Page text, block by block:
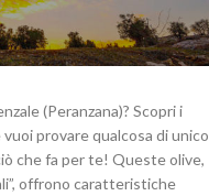
(Peranzana)? Scopri i
provare qualcosa di unico
che fa per te! Queste olive,
offrono caratteristiche